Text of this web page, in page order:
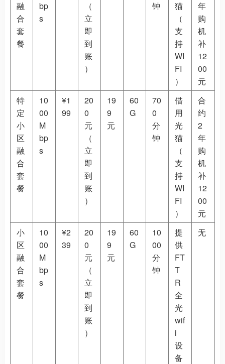
融
合
套
餐
bp
s
（
立
即
到
账
）
钟
猫
（
支
持
WI
FI
）
年
购
机
补
12
00
元
特
定
小
区
融
合
套
餐
10
00
M
bp
s
¥1
99
20
0
元
（
立
即
到
账
）
19
9
元
60
G
70
0
分
钟
借
用
光
猫
（
支
持
WI
FI
）
合
约
2
年
购
机
补
12
00
元
小
区
融
合
套
餐
10
00
M
bp
s
¥2
39
20
0
元
（
立
即
到
账
）
19
9
元
60
G
10
00
分
钟
提
供
FT
T
R
全
光
wif
i
设
备
无